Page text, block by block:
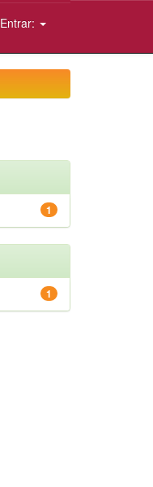
Entrar:
1
1